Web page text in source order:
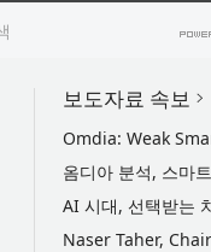
보도자료 속보